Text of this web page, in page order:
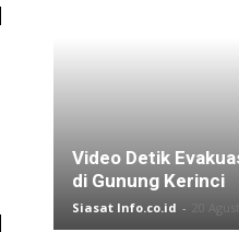
Video Detik
di Gunung Kerinci
Siasat Info.co.id - 20